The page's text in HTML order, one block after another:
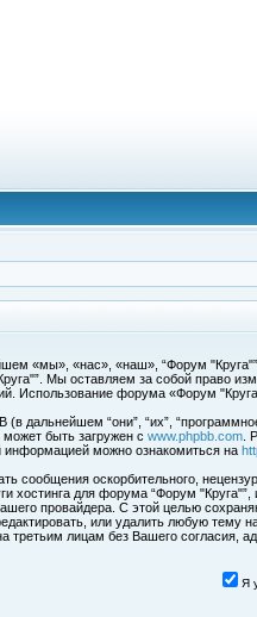
«мы», «нас», «наш», “Форум
Мы оставляем за собой право
Использование форума «Форум
“они”, “их”,
быть загружен с www.phpbb.com .
информацией можно ознакомиться на
сообщения оскорбительного,
хостинга для форума “Форум
провайдера. С этой целью
или удалить любую
лицам без Вашего согласия,
Я